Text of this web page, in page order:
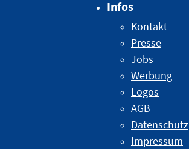
Infos
Kontakt
Presse
Jobs
Werbung
Logos
AGB
Datenschutz
Impressum